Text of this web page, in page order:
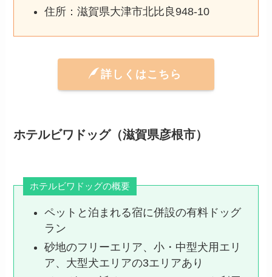
住所：滋賀県大津市北比良948-10
詳しくはこちら
ホテルビワドッグ（滋賀県彦根市）
ホテルビワドッグの概要
ペットと泊まれる宿に併設の有料ドッグ
ラン
砂地のフリーエリア、小・中型犬用エリ
ア、大型犬エリアの3エリアあり